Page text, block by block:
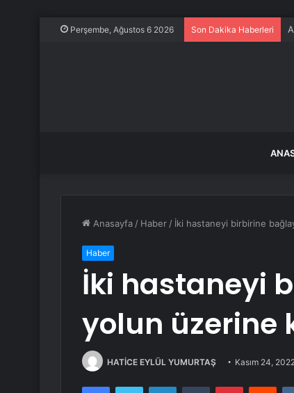
Perşembe, Ağustos 6 2026 Son Dakika Haberleri
Anasayfa / Haber / İki hastaneyi birbirine
Haber
İki hastaneyi
yolun üzerine
HATİCE EYLÜL YUMURTAŞ Kasım 24,
FacebookTwitter LinkedInTumblr Pinterest